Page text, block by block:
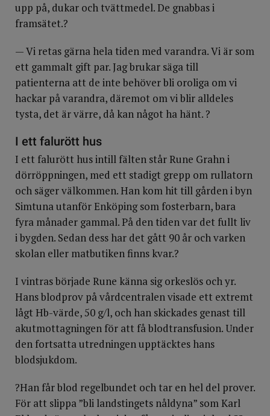
upp på, dukar och tvättmedel. De gnabbas i
framsätet.?
— Vi retas gärna hela tiden med varandra. Vi är som
ett gammalt gift par. Jag brukar säga till
patienterna att de inte behöver bli oroliga om vi
hackar på varandra, däremot om vi blir alldeles
tysta, det är värre, då kan något ha hänt. ?
I ett falurött hus
I ett falurött hus intill fälten står Rune Grahn i
dörröppningen, med ett stadigt grepp om rullatorn
och säger välkommen. Han kom hit till gården i byn
Simtuna utanför Enköping som fosterbarn, bara
fyra månader gammal. På den tiden var det fullt liv
i bygden. Sedan dess har det gått 90 år och varken
skolan eller matbutiken finns kvar.?
I vintras började Rune känna sig orkes­lös och yr.
Hans blodprov på vårdcentralen visade ett extremt
lågt Hb-värde, 50 g/l, och han skickades genast till
akutmottagningen för att få blodtransfusion. Under
den fortsatta utredningen upptäcktes hans
blodsjukdom.
?Han får blod regelbundet och tar en hel del prover.
För att slippa ”bli landstingets nåldyna” som Karl